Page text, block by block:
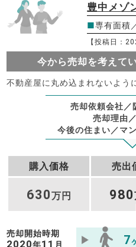
豊中メゾ
■専有面積
【投稿日：
今から売却を考えて
不動産屋に丸め込まれないよう
売却依頼会社／
売却理由
今後の住まい／マ
購入価格 売出
630万円 980
売却開始時期
2020年11 月 7